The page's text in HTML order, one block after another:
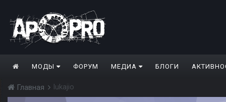
МОДЫ ФОРУМ МЕДИА БЛОГИ
Главная lukajio